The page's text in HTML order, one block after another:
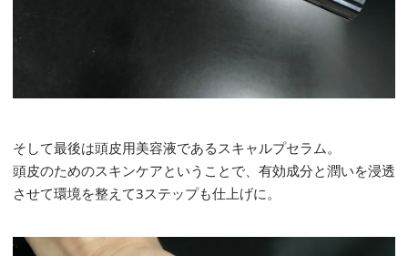
そして最後は頭皮用美容液であるスキャルプセラム。
頭皮のためのスキンケアということで、有効成分と潤いを浸透
させて環境を整えて3ステップも仕上げに。